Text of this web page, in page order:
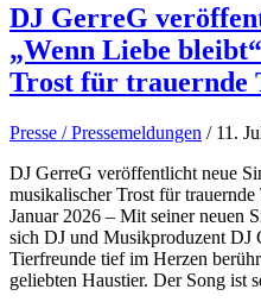
DJ GerreG
„Wenn Liebe
Trost für trauernde
Presse / Pressemeldungen / 11.
DJ GerreG veröffentlicht neue
musikalischer Trost für
Januar 2026 – Mit seiner neuen
sich DJ und Musikproduzent DJ
Tierfreunde tief im Herzen
geliebten Haustier. Der Song